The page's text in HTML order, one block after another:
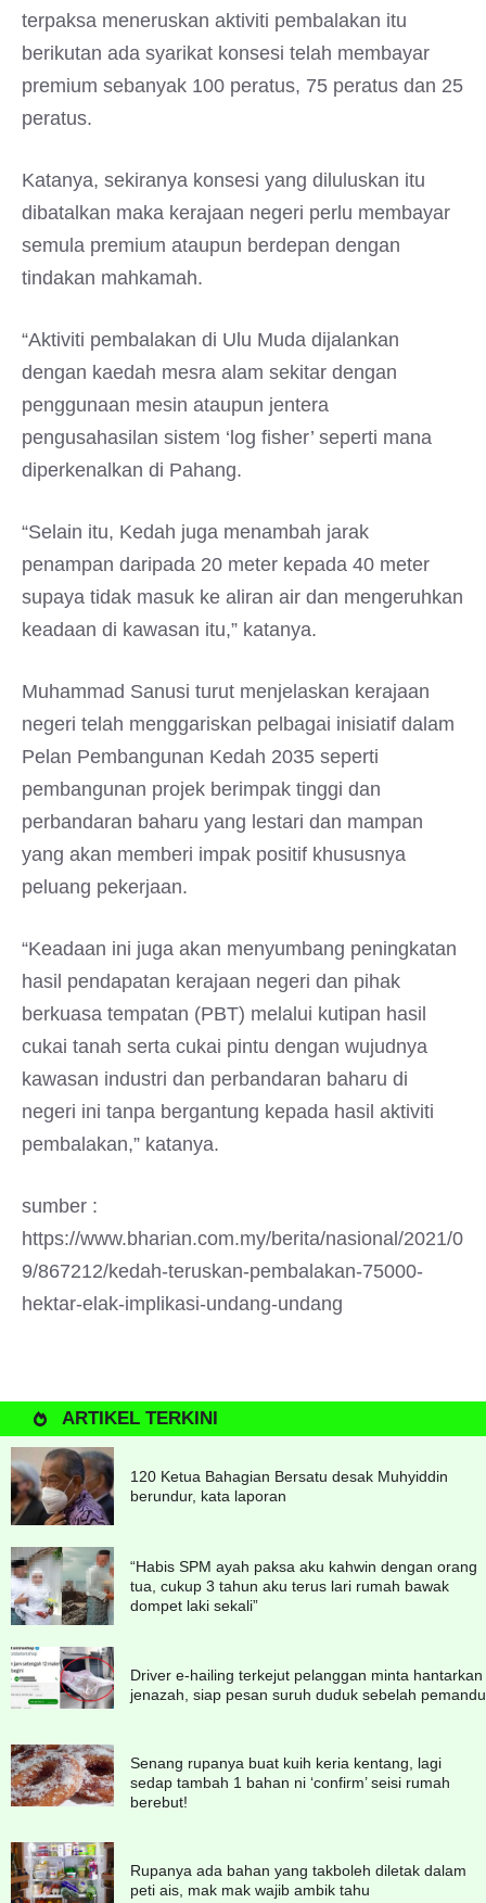
terpaksa meneruskan aktiviti pembalakan itu
berikutan ada syarikat konsesi telah membayar
premium sebanyak 100 peratus, 75 peratus dan 25
peratus.
Katanya, sekiranya konsesi yang diluluskan itu
dibatalkan maka kerajaan negeri perlu membayar
semula premium ataupun berdepan dengan
tindakan mahkamah.
“Aktiviti pembalakan di Ulu Muda dijalankan
dengan kaedah mesra alam sekitar dengan
penggunaan mesin ataupun jentera
pengusahasilan sistem ‘log fisher’ seperti mana
diperkenalkan di Pahang.
“Selain itu, Kedah juga menambah jarak
penampan daripada 20 meter kepada 40 meter
supaya tidak masuk ke aliran air dan mengeruhkan
keadaan di kawasan itu,” katanya.
Muhammad Sanusi turut menjelaskan kerajaan
negeri telah menggariskan pelbagai inisiatif dalam
Pelan Pembangunan Kedah 2035 seperti
pembangunan projek berimpak tinggi dan
perbandaran baharu yang lestari dan mampan
yang akan memberi impak positif khususnya
peluang pekerjaan.
“Keadaan ini juga akan menyumbang peningkatan
hasil pendapatan kerajaan negeri dan pihak
berkuasa tempatan (PBT) melalui kutipan hasil
cukai tanah serta cukai pintu dengan wujudnya
kawasan industri dan perbandaran baharu di
negeri ini tanpa bergantung kepada hasil aktiviti
pembalakan,” katanya.
sumber :
https://www.bharian.com.my/berita/nasional/2021/0
9/867212/kedah-teruskan-pembalakan-75000-
hektar-elak-implikasi-undang-undang
ARTIKEL TERKINI
120 Ketua Bahagian Bersatu desak Muhyiddin
berundur, kata laporan
“Habis SPM ayah paksa aku kahwin dengan orang
tua, cukup 3 tahun aku terus lari rumah bawak
dompet laki sekali”
Driver e-hailing terkejut pelanggan minta hantarkan
jenazah, siap pesan suruh duduk sebelah pemandu
Senang rupanya buat kuih keria kentang, lagi
sedap tambah 1 bahan ni ‘confirm’ seisi rumah
berebut!
Rupanya ada bahan yang takboleh diletak dalam
peti ais, mak mak wajib ambik tahu